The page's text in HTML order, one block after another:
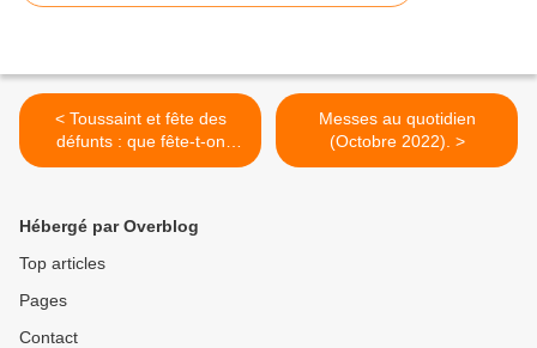
< Toussaint et fête des
défunts : que fête-t-on
vraiment ?
Messes au quotidien
(Octobre 2022). >
Hébergé par Overblog
Top articles
Pages
Contact